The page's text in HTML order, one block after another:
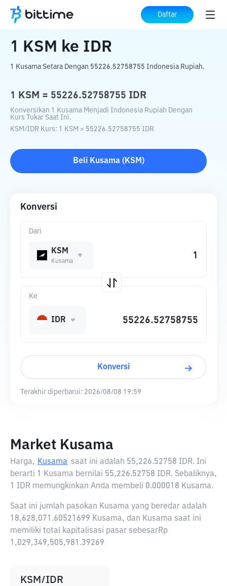
Daftar
Beranda Konverter Kripto ke IDR
1 KSM ke IDR
1 Kusama Setara Dengan 55226.52758755 Indonesia Rupiah.
1 KSM = 55226.52758755 IDR
Konversikan 1 Kusama Menjadi Indonesia Rupiah Dengan
Kurs Tukar Saat Ini.
KSM/IDR Kurs: 1 KSM = 55226.52758755 IDR
Beli Kusama( KSM )
Konversi
Dari
KSM
Kusama
Ke
IDR
Konversi
Terakhir diperbarui: 2026/08/08 19:59
Market Kusama
Harga, Kusama saat ini adalah 55,226.52758 IDR. Ini
berarti 1 Kusama bernilai 55,226.52758 IDR. Sebaliknya,
1 IDR memungkinkan Anda membeli 0.000018 Kusama.
Saat ini jumlah pasokan Kusama yang beredar adalah
18,628,071.60521699 Kusama, dan Kusama saat ini
memiliki total kapitalisasi pasar sebesarRp
1,029,349,505,981.39269
KSM/IDR